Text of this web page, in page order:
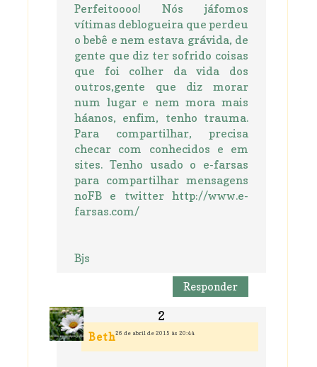
Perfeitoooo! Nós jáfomos
vítimas deblogueira que perdeu
o bebê e nem estava grávida, de
gente que diz ter sofrido coisas
que foi colher da vida dos
outros,gente que diz morar
num lugar e nem mora mais
háanos, enfim, tenho trauma.
Para compartilhar, precisa
checar com conhecidos e em
sites. Tenho usado o e-farsas
para compartilhar mensagens
noFB e twitter http://www.e-
farsas.com/
Bjs
Responder
Beth26 de abril de 2015 às 20:44